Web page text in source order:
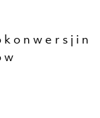
o n w e r s j i n
w